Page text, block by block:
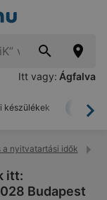
Itt vagy: Ágfalva
készülékek
a nyitvatartási idők
itt:
Budapest